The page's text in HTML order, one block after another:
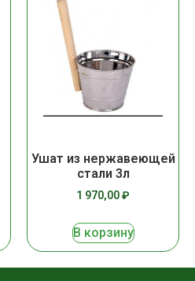
Ушат из нержавеющей
стали 3л
1 970,00₽
В корзину